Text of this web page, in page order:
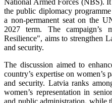
the public diplomacy
a non-permanent seat on the
2027 term. The campaign’s
Resilience", aims to strengthen
and security.
The discussion aimed to
country’s expertise on
and security. Latvia ranks
women’s representation in
and public administration, while